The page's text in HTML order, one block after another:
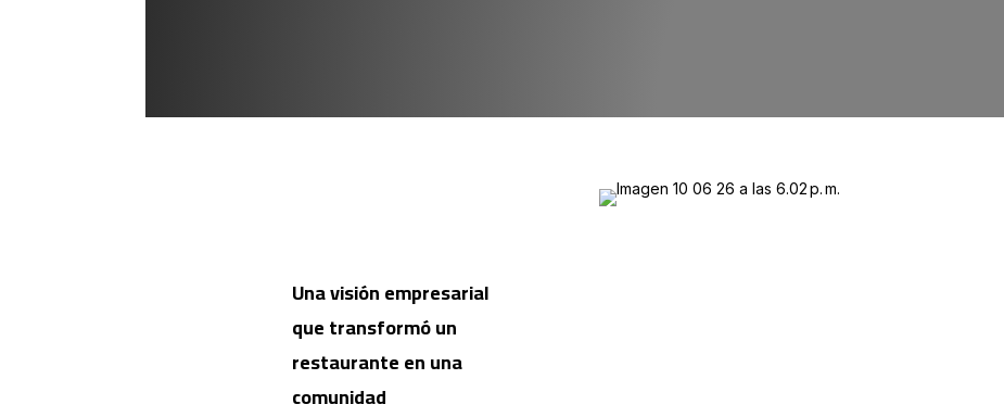
Una visión empresarial
que transformó un
restaurante en una
comunidad